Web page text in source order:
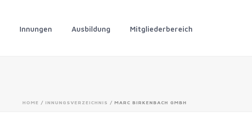
Innungen Ausbildung Mitgliederbereich
HOME / INNUNGSVERZEICHNIS / MARC BIRKENBACH GMBH